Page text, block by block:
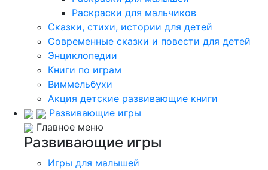
Раскраски для мальчиков
Сказки, стихи, истории для детей
Современные сказки и повести для детей
Энциклопедии
Книги по играм
Виммельбухи
Акция детские развивающие книги
Развивающие игры
Главное меню
Развивающие игры
Игры для малышей